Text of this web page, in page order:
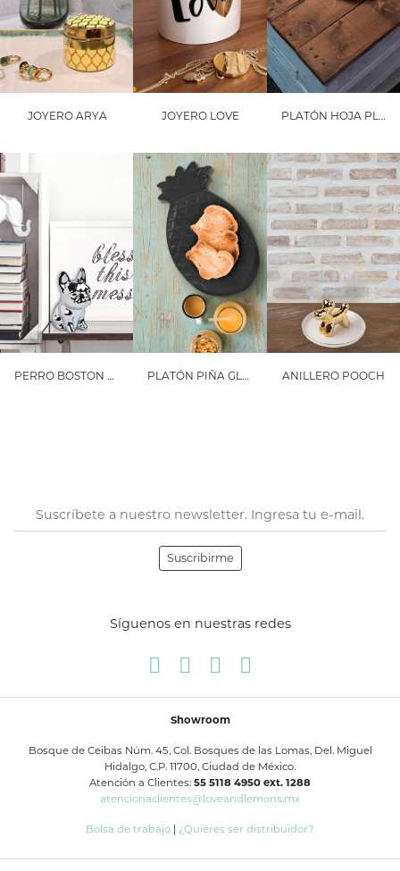
JOYERO ARYA JOYERO LOVE PLATÓN HOJA PLUM
PERRO BOSTON TERRIER GONZO PLATÓN PIÑA GLAM ANILLERO POOCH
Suscribirme
Síguenos en nuestras redes
Showroom
Bosque de Ceibas Núm. 45, Col. Bosques de las Lomas, Del. Miguel
Hidalgo, C.P. 11700, Ciudad de México.
Atención a Clientes: 55 5118 4950 ext. 1288
atencionaclientes@loveandlemons.mx
Bolsa de trabajo ¿Quieres ser distribuidor?